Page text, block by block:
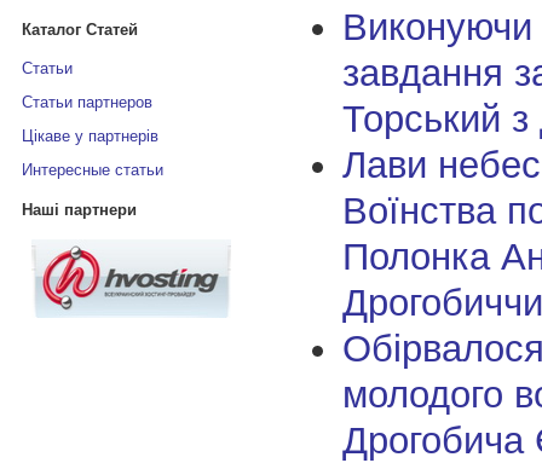
Каталог Статей
Статьи
Статьи партнеров
Цікаве у партнерів
Интересные статьи
Наші партнери
завдання
Торський
Лави
Воїнства
Полонка
молодого
Дрогобича